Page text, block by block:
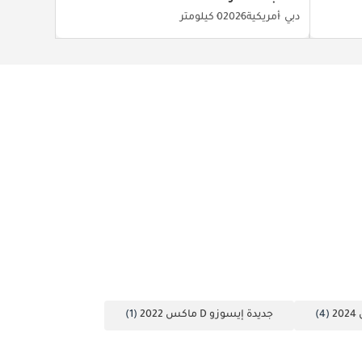
دبي أمريكية20260 كيلومتر
(4) جديدة إيسوزو D ماكس 2022 (1)